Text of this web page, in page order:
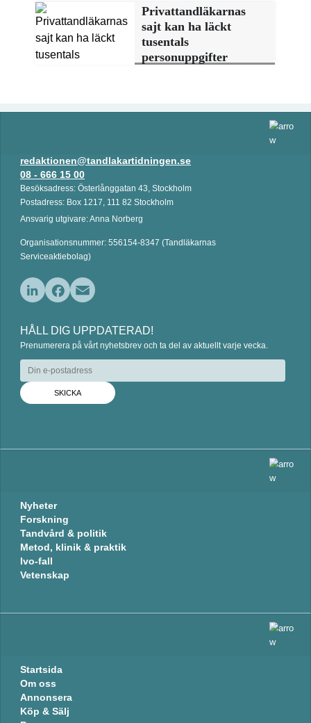
Privattandläkarnas
sajt kan ha läckt
tusentals
personuppgifter
redaktionen@tandlakartidningen.se
08 - 666 15 00
Besöksadress: Österlånggatan 43, Stockholm
Postadress: Box 1217, 111 82 Stockholm
Ansvarig utgivare: Anna Norberg
Organisationsnummer: 556154-8347 (Tandläkarnas
Serviceaktiebolag)
n
k
n
c
e
o
o
k
a
i
HÅLL DIG UPPDATERAD!
Prenumerera på vårt nyhetsbrev och ta del av aktuellt varje vecka.
Nyheter
Forskning
Tandvård & politik
Metod, klinik & praktik
Ivo-fall
Vetenskap
Startsida
Om oss
Annonsera
Köp & Sälj